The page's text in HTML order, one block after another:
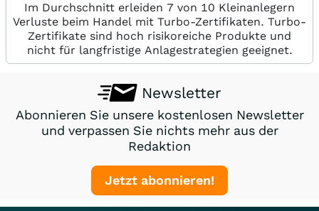
Im Durchschnitt erleiden 7 von 10 Kleinanlegern
Verluste beim Handel mit Turbo-Zertifikaten. Turbo-
Zertifikate sind hoch risikoreiche Produkte und
nicht für langfristige Anlagestrategien geeignet.
Newsletter
Abonnieren Sie unsere kostenlosen Newsletter
und verpassen Sie nichts mehr aus der
Redaktion
Jetzt abonnieren!